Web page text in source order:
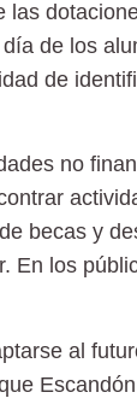
las
de los
de
no
becas y
En los
al